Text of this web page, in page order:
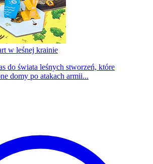
w leśnej krainie
do świata leśnych stworzeń, które
domy po atakach armii...